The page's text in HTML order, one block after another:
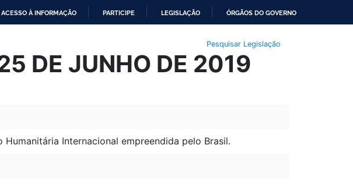
ACESSO À INFORMAÇÃO PARTICIPE LEGISLAÇÃO ÓRGÃOS DO GOVERNO
Pesquisar Legislação
DE JUNHO DE 2019
Internacional empreendida pelo Brasil.